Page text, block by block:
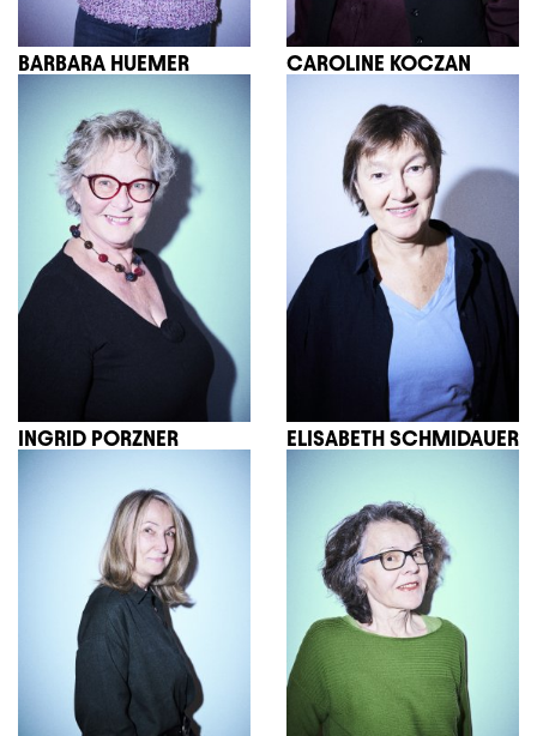
BARBARA HUEMER CAROLINE KOCZAN
INGRID PORZNER ELISABETH SCHMIDAUER